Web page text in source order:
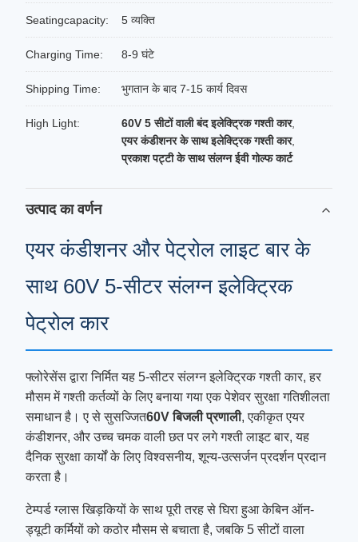
Seatingcapacity: 5 व्यक्ति
Charging Time: 8-9 घंटे
Shipping Time: भुगतान के बाद 7-15 कार्य दिवस
High Light: 60V 5 सीटों वाली बंद इलेक्ट्रिक गश्ती कार,
एयर कंडीशनर के साथ इलेक्ट्रिक गश्ती कार,
प्रकाश पट्टी के साथ संलग्न ईवी गोल्फ कार्ट
उत्पाद का वर्णन
एयर कंडीशनर और पेट्रोल लाइट बार के
साथ 60V 5-सीटर संलग्न इलेक्ट्रिक
पेट्रोल कार
फ्लोरेसेंस द्वारा निर्मित यह 5-सीटर संलग्न इलेक्ट्रिक गश्ती कार, हर
मौसम में गश्ती कर्तव्यों के लिए बनाया गया एक पेशेवर सुरक्षा गतिशीलता
समाधान है। ए से सुसज्जित60V बिजली प्रणाली, एकीकृत एयर
कंडीशनर, और उच्च चमक वाली छत पर लगे गश्ती लाइट बार, यह
दैनिक सुरक्षा कार्यों के लिए विश्वसनीय, शून्य-उत्सर्जन प्रदर्शन प्रदान
करता है।
टेम्पर्ड ग्लास खिड़कियों के साथ पूरी तरह से घिरा हुआ केबिन ऑन-
ड्यूटी कर्मियों को कठोर मौसम से बचाता है, जबकि 5 सीटों वाला